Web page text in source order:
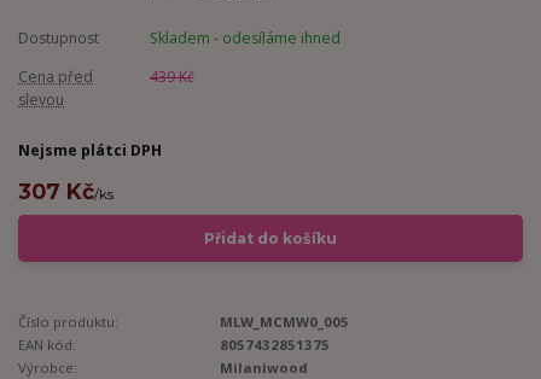
Dostupnost
Skladem - odesíláme ihned
Cena před
slevou
439 Kč
Nejsme plátci DPH
307 Kč/ks
Přidat do košíku
Číslo produktu:
MLW_MCMW0_005
EAN kód:
8057432851375
Výrobce:
Milaniwood